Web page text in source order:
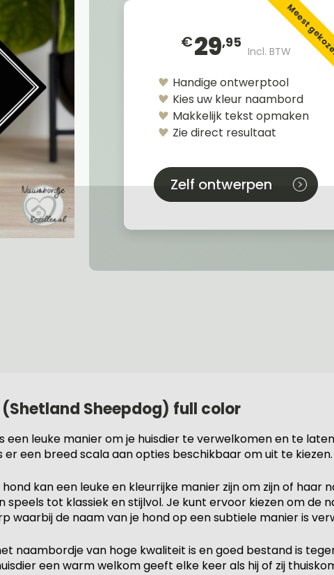
€29,95
Incl. BTWMeest
Handige ontwerptool
Kies uw kleur naambord
Makkelijk tekst opmaken
Zie direct resultaat
Zelf ontwerpen
Sheepdog) full color
een leuke manier om je huisdier te verwelkomen en te
er een breed scala aan opties beschikbaar om uit te kiezen.
kan een leuke en kleurrijke manier zijn om zijn of haar
tot klassiek en stijlvol. Je kunt ervoor kiezen om de
waarbij de naam van je hond op een subtiele manier is
naambordje van hoge kwaliteit is en goed bestand is
een warm welkom geeft elke keer als hij of zij